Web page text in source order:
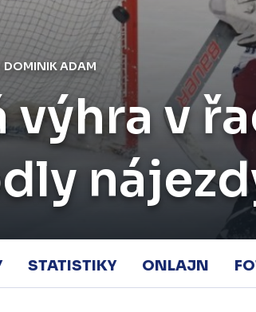
DOMINIK ADAM
výhra v
STATISTIKY ONLAJN